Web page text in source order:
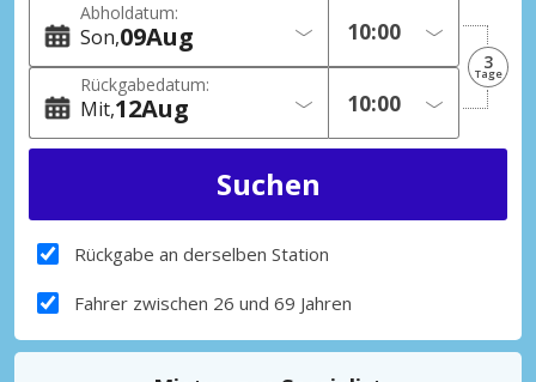
Abholdatum:
Son 09Aug
Rückgabedatum:
Mit 12Aug
3
Tage
Rückgabe an derselben Station
Fahrer zwischen 26 und 69 Jahren